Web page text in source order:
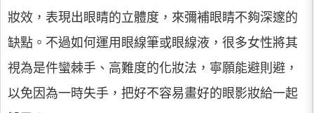
妝效，表現出眼睛的立體度，來彌補眼睛不夠深邃的
缺點。不過如何運用眼線筆或眼線液，很多女性將其
視為是件蠻棘手、高難度的化妝法，寧願能避則避，
以免因為一時失手，把好不容易畫好的眼影妝給一起